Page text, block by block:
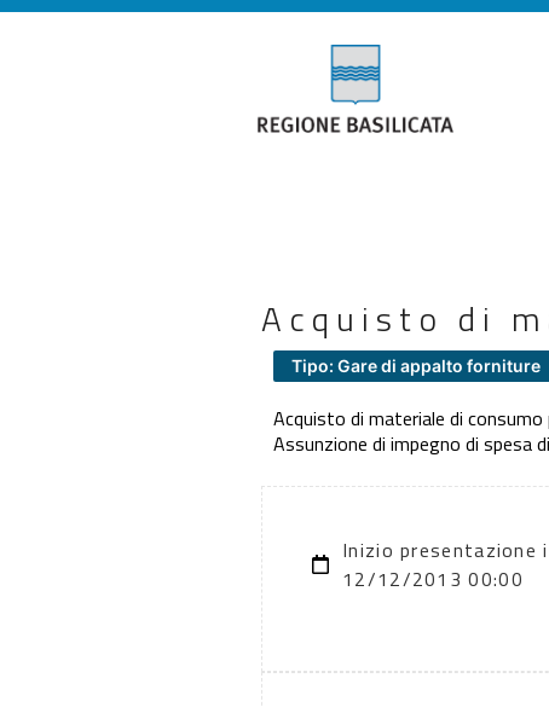
Acquisto di
Tipo: Gare di appalto forniture
Acquisto di materiale di
Assunzione di impegno di spesa
Inizio presentazione
12/12/2013 00:00